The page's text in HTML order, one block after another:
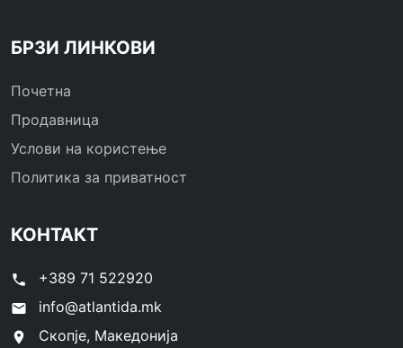
БРЗИ ЛИНКОВИ
Почетна
Продавница
Услови на користење
Политика за приватност
КОНТАКТ
phone +389 71 522920
email info@atlantida.mk
location_on Скопје, Македонија